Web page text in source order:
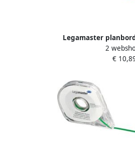
Legamaster
5mm x 16m
2
€